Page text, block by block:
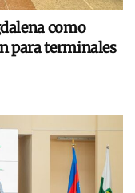
como
para terminales